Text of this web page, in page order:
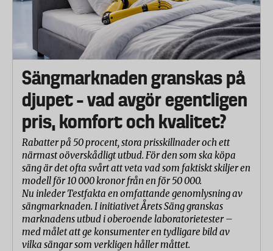
Sängmarknaden granskas på
djupet – vad avgör egentligen
pris, komfort och kvalitet?
Rabatter på 50 procent, stora prisskillnader och ett
närmast oöverskådligt utbud. För den som ska köpa
säng är det ofta svårt att veta vad som faktiskt skiljer en
modell för 10 000 kronor från en för 50 000.
Nu inleder Testfakta en omfattande genomlysning av
sängmarknaden. I initiativet Årets Säng granskas
marknadens utbud i oberoende laboratorietester –
med målet att ge konsumenter en tydligare bild av
vilka sängar som verkligen håller måttet.